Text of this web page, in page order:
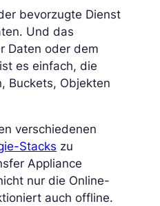
bevorzugte Dienst
Und das
Daten oder dem
es einfach, die
Buckets, Objekten
verschiedenen
Stacks zu
Appliance
nur die Online-
auch offline.